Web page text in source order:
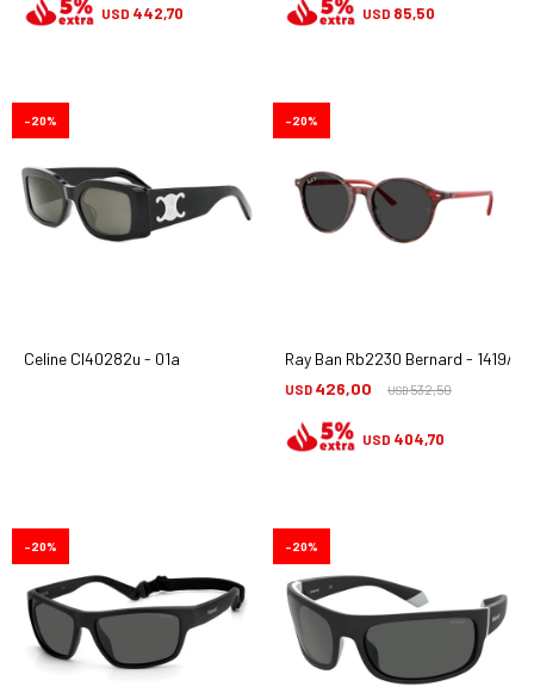
USD 442,70 USD 85,50
Celine Cl40282u - 01a
20
Ray Ban Rb2230 Bernard - 1419/48
USD 426,00 USD532,50
20
USD 404,70
20 20